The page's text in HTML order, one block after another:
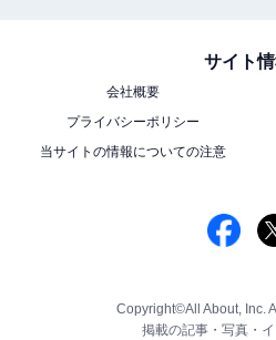
サイト
会社概要
プライバシーポリシー
当サイトの情報についての注意
Copyright©All About, Inc.
掲載の記事・写真・イ